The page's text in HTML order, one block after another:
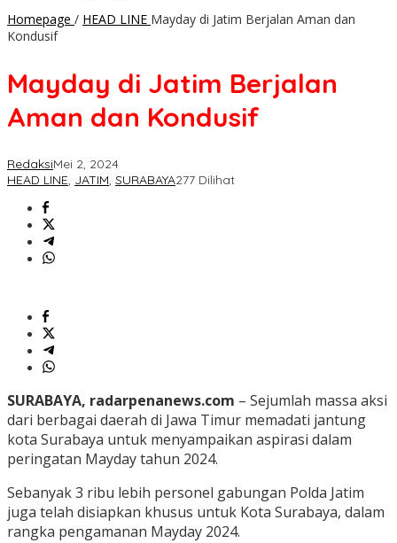
Homepage / HEAD LINE Mayday di Jatim Berjalan Aman dan
Kondusif
Mayday di Jatim Berjalan
Aman dan Kondusif
RedaksiMei 2, 2024
HEAD LINE, JATIM, SURABAYA277 Dilihat
SURABAYA, radarpenanews.com – Sejumlah massa aksi
dari berbagai daerah di Jawa Timur memadati jantung
kota Surabaya untuk menyampaikan aspirasi dalam
peringatan Mayday tahun 2024.
Sebanyak 3 ribu lebih personel gabungan Polda Jatim
juga telah disiapkan khusus untuk Kota Surabaya, dalam
rangka pengamanan Mayday 2024.